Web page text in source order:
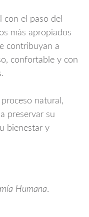
con el paso del
más apropiados
contribuyan a
confortable y con
natural,
preservar su
bienestar y
Humana.